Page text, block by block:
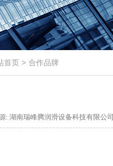
首页 > 合作品牌
: 湖南瑞峰腾润滑设备科技有限公司